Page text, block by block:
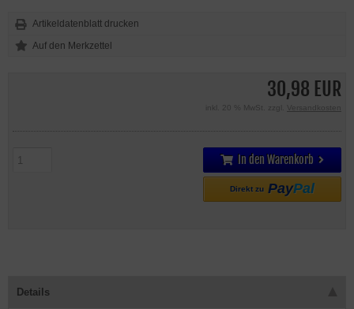
30,98 EUR
inkl. 20 % MwSt. zzgl. Versandkosten
In den Warenkorb
Direkt zu PayPal
Artikeldatenblatt drucken
Details